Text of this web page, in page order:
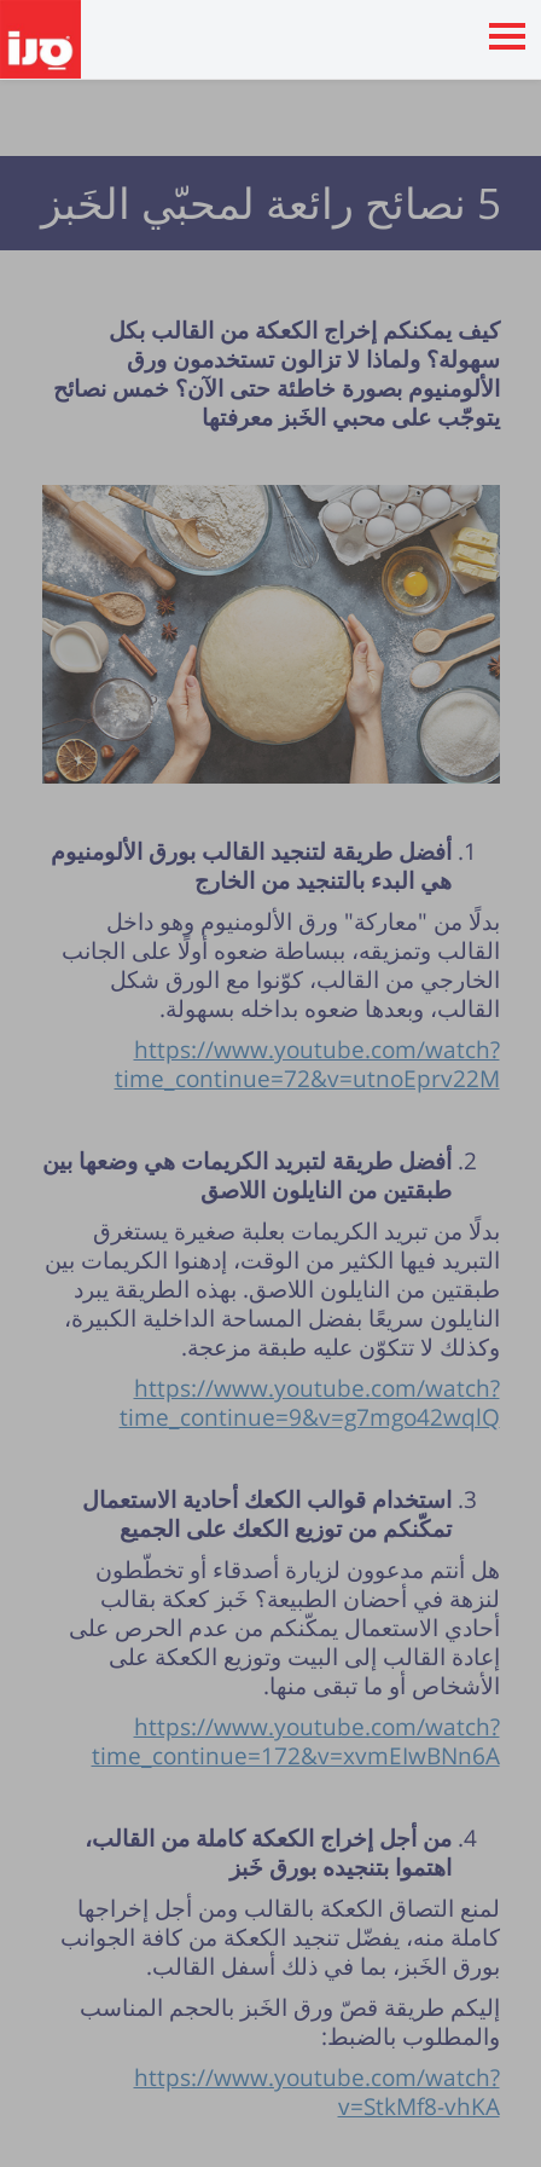
5 نصائح رائعة لمحبّي الخَبز
كيف يمكنكم إخراج الكعكة من القالب بكل
سهولة؟ ولماذا لا تزالون تستخدمون ورق
الألومنيوم بصورة خاطئة حتى الآن؟ خمس نصائح
يتوجّب على محبي الخَبز معرفتها
أفضل طريقة لتنجيد القالب بورق الألومنيوم
هي البدء بالتنجيد من الخارج
بدلًا من "معاركة" ورق الألومنيوم وهو داخل
القالب وتمزيقه، ببساطة ضعوه أولًا على الجانب
الخارجي من القالب، كوّنوا مع الورق شكل
القالب، وبعدها ضعوه بداخله بسهولة.
https://www.youtube.com/watch?
time_continue=72&v=utnoEprv22M
أفضل طريقة لتبريد الكريمات هي وضعها بين
طبقتين من النايلون اللاصق
بدلًا من تبريد الكريمات بعلبة صغيرة يستغرق
التبريد فيها الكثير من الوقت، إدهنوا الكريمات بين
طبقتين من النايلون اللاصق. بهذه الطريقة يبرد
النايلون سريعًا بفضل المساحة الداخلية الكبيرة،
وكذلك لا تتكوّن عليه طبقة مزعجة.
https://www.youtube.com/watch?
time_continue=9&v=g7mgo42wqlQ
استخدام قوالب الكعك أحادية الاستعمال
تمكّنكم من توزيع الكعك على الجميع
هل أنتم مدعوون لزيارة أصدقاء أو تخطّطون
لنزهة في أحضان الطبيعة؟ خَبز كعكة بقالب
أحادي الاستعمال يمكّنكم من عدم الحرص على
إعادة القالب إلى البيت وتوزيع الكعكة على
الأشخاص أو ما تبقى منها.
https://www.youtube.com/watch?
time_continue=172&v=xvmEIwBNn6A
من أجل إخراج الكعكة كاملة من القالب،
اهتموا بتنجيده بورق خَبز
لمنع التصاق الكعكة بالقالب ومن أجل إخراجها
كاملة منه، يفضّل تنجيد الكعكة من كافة الجوانب
بورق الخَبز، بما في ذلك أسفل القالب.
إليكم طريقة قصّ ورق الخَبز بالحجم المناسب
والمطلوب بالضبط:
https://www.youtube.com/watch?
v=StkMf8-vhKA
نشر النصيحة مشروط بموافقة مدير الموقع.